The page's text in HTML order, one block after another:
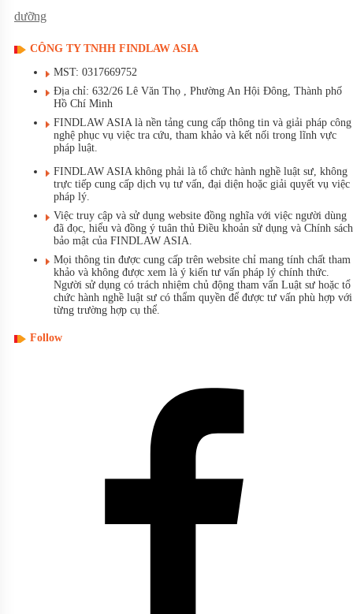
dưỡng
CÔNG TY TNHH FINDLAW ASIA
MST: 0317669752
Địa chỉ: 632/26 Lê Văn Thọ , Phường An Hội Đông, Thành phố
Hồ Chí Minh
FINDLAW ASIA là nền tảng cung cấp thông tin và giải pháp công
nghệ phục vụ việc tra cứu, tham khảo và kết nối trong lĩnh vực
pháp luật.
FINDLAW ASIA không phải là tổ chức hành nghề luật sư, không
trực tiếp cung cấp dịch vụ tư vấn, đại diện hoặc giải quyết vụ việc
pháp lý.
Việc truy cập và sử dụng website đồng nghĩa với việc người dùng
đã đọc, hiểu và đồng ý tuân thủ Điều khoản sử dụng và Chính sách
bảo mật của FINDLAW ASIA.
Mọi thông tin được cung cấp trên website chỉ mang tính chất tham
khảo và không được xem là ý kiến tư vấn pháp lý chính thức.
Người sử dụng có trách nhiệm chủ động tham vấn Luật sư hoặc tổ
chức hành nghề luật sư có thẩm quyền để được tư vấn phù hợp với
từng trường hợp cụ thể.
Follow